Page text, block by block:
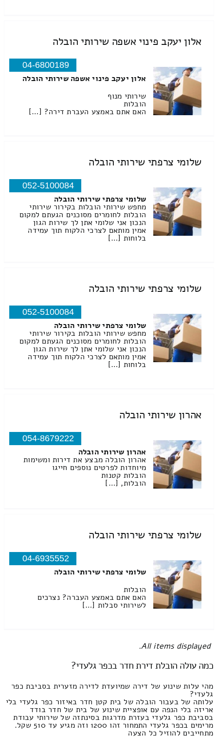
אלון יעקב פינוי אשפה שירותי הובלה
04-6800189
אלון יעקב פינוי אשפה שירותי הובלה
שירותי מנוף
הובלות
האם אתם באמצע העברת דירה? […]
שלומי צרפתי שירותי הובלה
052-5100084
שלומי צרפתי שירותי הובלה
מחפש שירותי הובלות בקירור שירותי
הובלות לחומרים מסוכנים הגעתם למקום
הנכון אני שלומי אתן לך שירות הגון
אמין מותאם לצרכי הלקוח תוך עמידה
בלוחות […]
שלומי צרפתי שירותי הובלה
052-5100084
שלומי צרפתי שירותי הובלה
מחפש שירותי הובלות בקירור שירותי
הובלות לחומרים מסוכנים הגעתם למקום
הנכון אני שלומי אתן לך שירות הגון
אמין מותאם לצרכי הלקוח תוך עמידה
בלוחות […]
אהרון שירותי הובלה
054-8679222
אהרון שירותי הובלה
אהרון הובלה מבצע את דירות ומשימות
מיוחדות לפרטים נוספים חייגו
הובלות קטנות
הובלות, […]
שלומי צרפתי שירותי הובלה
04-6935552
שלומי צרפתי שירותי הובלה
הובלות
האם אתם באמצע העברה? נצרכים
לשירותי סבלות […]
All items displayed.
כמה עולה הובלת דירת חדר בכפר גלעדי?
מהי עלות שינוע של דירה שמיועדת לדירה מזערית בסביבת כפר
גלעדי?
עלותה של בעבור הובלה של בית קטן חדר באיזור כפר גלעדי בלי
אריזה בלי הנפה עם אופציית שינוע של בית של חדר בודד
בסביבת כפר גלעדי בעזרת מדרגות בסינתזה של שירותי עבודת
מרימים בכפר גלעדי התמחור זהו 1200 וזה מגיע עד 510 שקל.
מתחייבים להוזיל כל הצעה